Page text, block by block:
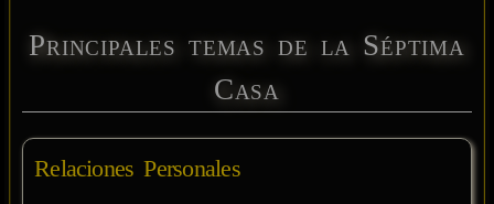
Principales temas de la Séptima
Casa
Relaciones Personales